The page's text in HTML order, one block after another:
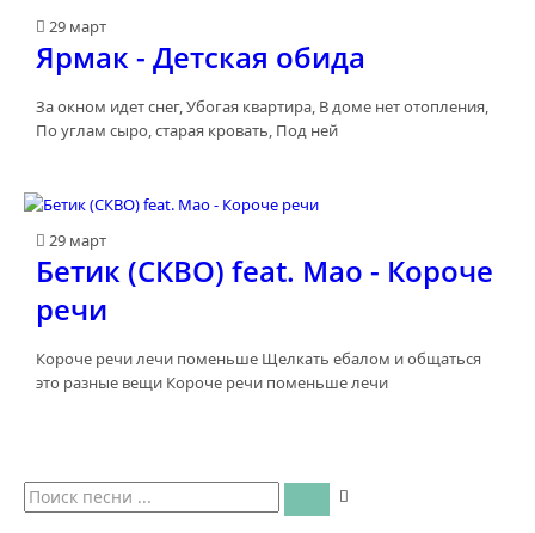
29 март
Ярмак - Детская обида
За окном идет снег, Убогая квартира, В доме нет отопления,
По углам сыро, старая кровать, Под ней
29 март
Бетик (СКВО) feat. Mao - Короче
речи
Короче речи лечи поменьше Щелкать ебалом и общаться
это разные вещи Короче речи поменьше лечи